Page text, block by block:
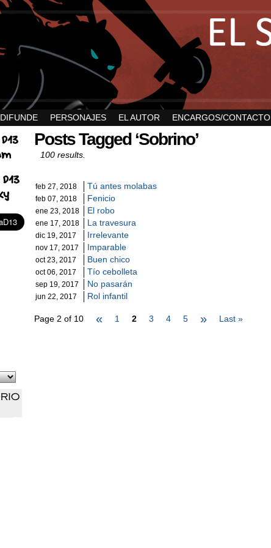
DIFUNDE PERSONAJES EL AUTOR ENCARGOS/CONTACTO
Posts Tagged ‘Sobrino’
100 results.
feb 27, 2018 Tú antes molabas
feb 07, 2018 Fenicio
ene 23, 2018 El robo
ene 17, 2018 La travesura
dic 19, 2017 Irrelevante
nov 17, 2017 Imparable
oct 23, 2017 Buen chico
oct 06, 2017 Tío cebolleta
sep 19, 2017 No pasarán
jun 22, 2017 Rol infantil
Page 2 of 10 « 1 2 3 4 5 » Last »